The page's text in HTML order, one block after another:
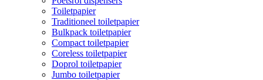
Toiletpapier
Traditioneel toiletpapier
Bulkpack toiletpapier
Compact toiletpapier
Coreless toiletpapier
Doprol toiletpapier
Jumbo toiletpapier